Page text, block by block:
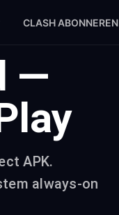
CLASH ABONNEREN
—
APK.
always-on